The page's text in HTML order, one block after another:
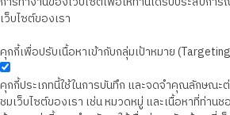
เว็บไซต์ของเรา
คุกกี้เพื่อปรับเนื้อหาเข้ากับกลุ่มเป้าหมาย
คุกกี้ประเภทนี้ใช้ในการบันทึก และจดจำคุณลักษณะ
ชมเว็บไซต์ของเรา เช่น หมวดหมู่ และเนื้อหาที่ท่าน